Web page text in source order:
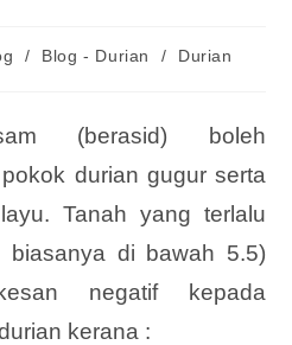
/ Blog - Durian / Durian
(berasid) boleh
durian gugur serta
Tanah yang terlalu
biasanya di bawah 5.5)
negatif kepada
kerana :